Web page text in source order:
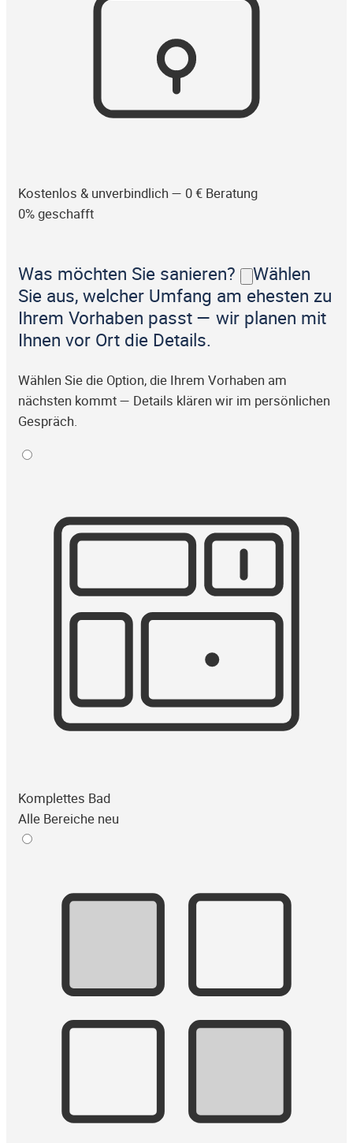
Kostenlos & unverbindlich — 0 € Beratung
0% geschafft
Was möchten Sie sanieren?
Wählen
Sie aus, welcher Umfang am ehesten zu
Ihrem Vorhaben passt — wir planen mit
Ihnen vor Ort die Details.
Wählen Sie die Option, die Ihrem Vorhaben am
nächsten kommt — Details klären wir im persönlichen
Gespräch.
Komplettes Bad
Alle Bereiche neu